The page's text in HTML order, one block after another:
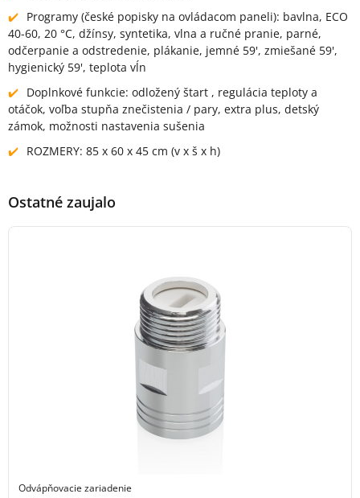
Programy (české popisky na ovládacom paneli): bavlna, ECO
40-60, 20 °C, džínsy, syntetika, vlna a ručné pranie, parné,
odčerpanie a odstredenie, plákanie, jemné 59', zmiešané 59',
hygienický 59', teplota vĺn
Doplnkové funkcie: odložený štart , regulácia teploty a
otáčok, voľba stupňa znečistenia / pary, extra plus, detský
zámok, možnosti nastavenia sušenia
ROZMERY: 85 x 60 x 45 cm (v x š x h)
Ostatné zaujalo
Odvápňovacie zariadenie